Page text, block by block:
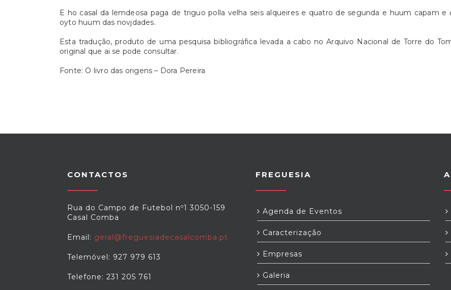
E ho casal da lemdeosa paga de triguo polla velha seis alqueires e quatro de segunda e huum capam
oyto huum das novjdades.
Esta tradução, produto de uma pesquisa bibliográfica levada a cabo no Arquivo Nacional de Torre do
original que ai se pode consultar.
Fonte: O livro das origens – Dora Pereira
CONTACTOS
Rua do Campo de Futebol nº1 3050-159
Casal Comba
Email: geral@freguesiadecasalcomba.pt
Telemóvel: 927 979 613
Telefone: 231 205 761
FREGUESIA
Agenda de Eventos
Caracterização
Empresas
Galeria